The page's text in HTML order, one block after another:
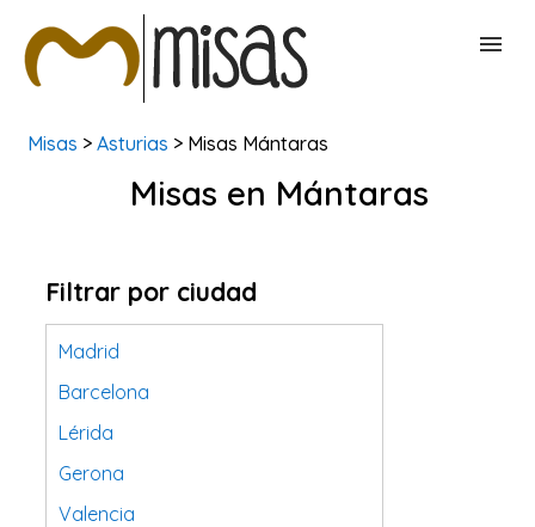
BUSCAR MISAS
Misas > Asturias > Misas Mántaras
Misas en Mántaras
Filtrar por ciudad
Madrid
Barcelona
Lérida
Gerona
Valencia